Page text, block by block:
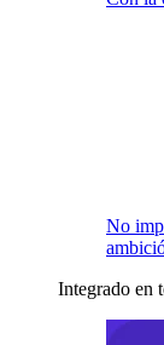
No
Integrado en